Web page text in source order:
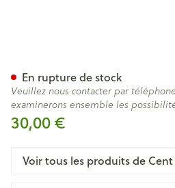
30,00 €
En rupture de stock
Veuillez nous contacter par
examinerons ensemble les
Voir tous les produits de